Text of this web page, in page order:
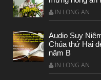
CHUYỆN Ý NGHĨA
Chuyen Y Nghia: Thien
IN LONG AN
Audio Suy
Chúa thứ Hai
năm B
IN LONG AN